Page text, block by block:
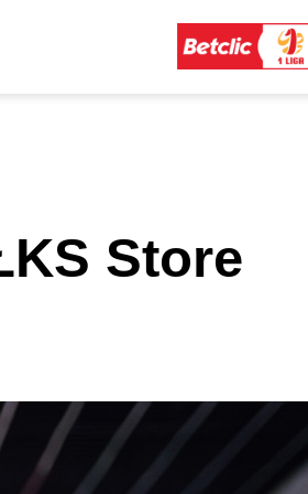
Biuro prasowe
Do pobrania Wycieczki
Wolontariat
Store